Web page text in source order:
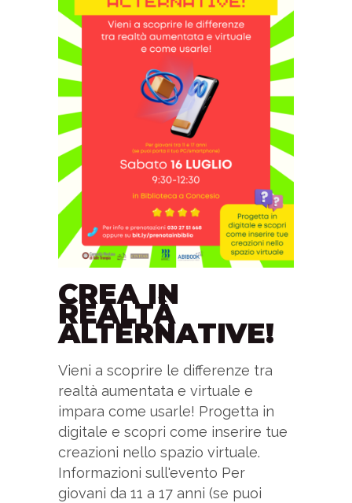
CREA IN
REALTÀ
ALTERNATIVE!
Vieni a scoprire le differenze tra
realtà aumentata e virtuale e
impara come usarle! Progetta in
digitale e scopri come inserire tue
creazioni nello spazio virtuale.
Informazioni sull'evento Per
giovani da 11 a 17 anni (se puoi